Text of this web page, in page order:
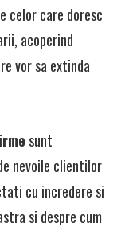
celor care doresc
acoperind
vor sa extinda
sunt
nevoile clientilor
cu incredere si
si despre cum